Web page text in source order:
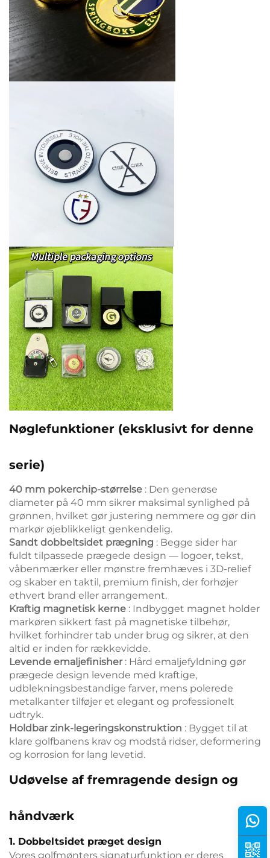
Nøglefunktioner (eksklusivt for denne
serie)
40 mm pokerchip-størrelse : Den generøse
diameter på 40 mm sikrer maksimal synlighed på
grønnen, hvilket gør justering nemmere og gør din
markør øjeblikkeligt genkendelig.
Sandt dobbeltsidet prægning : Begge sider har
fuldt tilpassede prægede design — logoer, tekst,
våbenmærker eller mønstre fremhæves i 3D-relief
og skaber en taktil, premium finish, der forhøjer
ethvert brand eller arrangement.
Kraftig magnetisk kerne : Indbygget magnet holder
markøren sikkert fast på magnetiske tilbehør,
hvilket forhindrer tab under brug og sikrer, at den
altid er inden for rækkevidde.
Levende emaljefinisher : Hård emaljefyldning gør
prægede design levende med kraftige,
udblekningsbestandige farver, mens polerede
metalkanter tilføjer et elegant og professionelt
udtryk.
Holdbar zink-legeringskonstruktion : Bygget til at
klare golfbanens krav og modstå ridser, deformering
og korrosion for lang levetid.
Udøvelse af fremragende design og
håndværk
1. Dobbeltsidet præget design
Vores golfmønters signaturfunktion er deres